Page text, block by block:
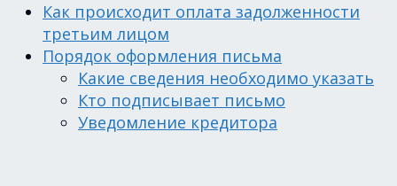
Как происходит оплата задолженности
третьим лицом
Порядок оформления письма
Какие сведения необходимо указать
Кто подписывает письмо
Уведомление кредитора